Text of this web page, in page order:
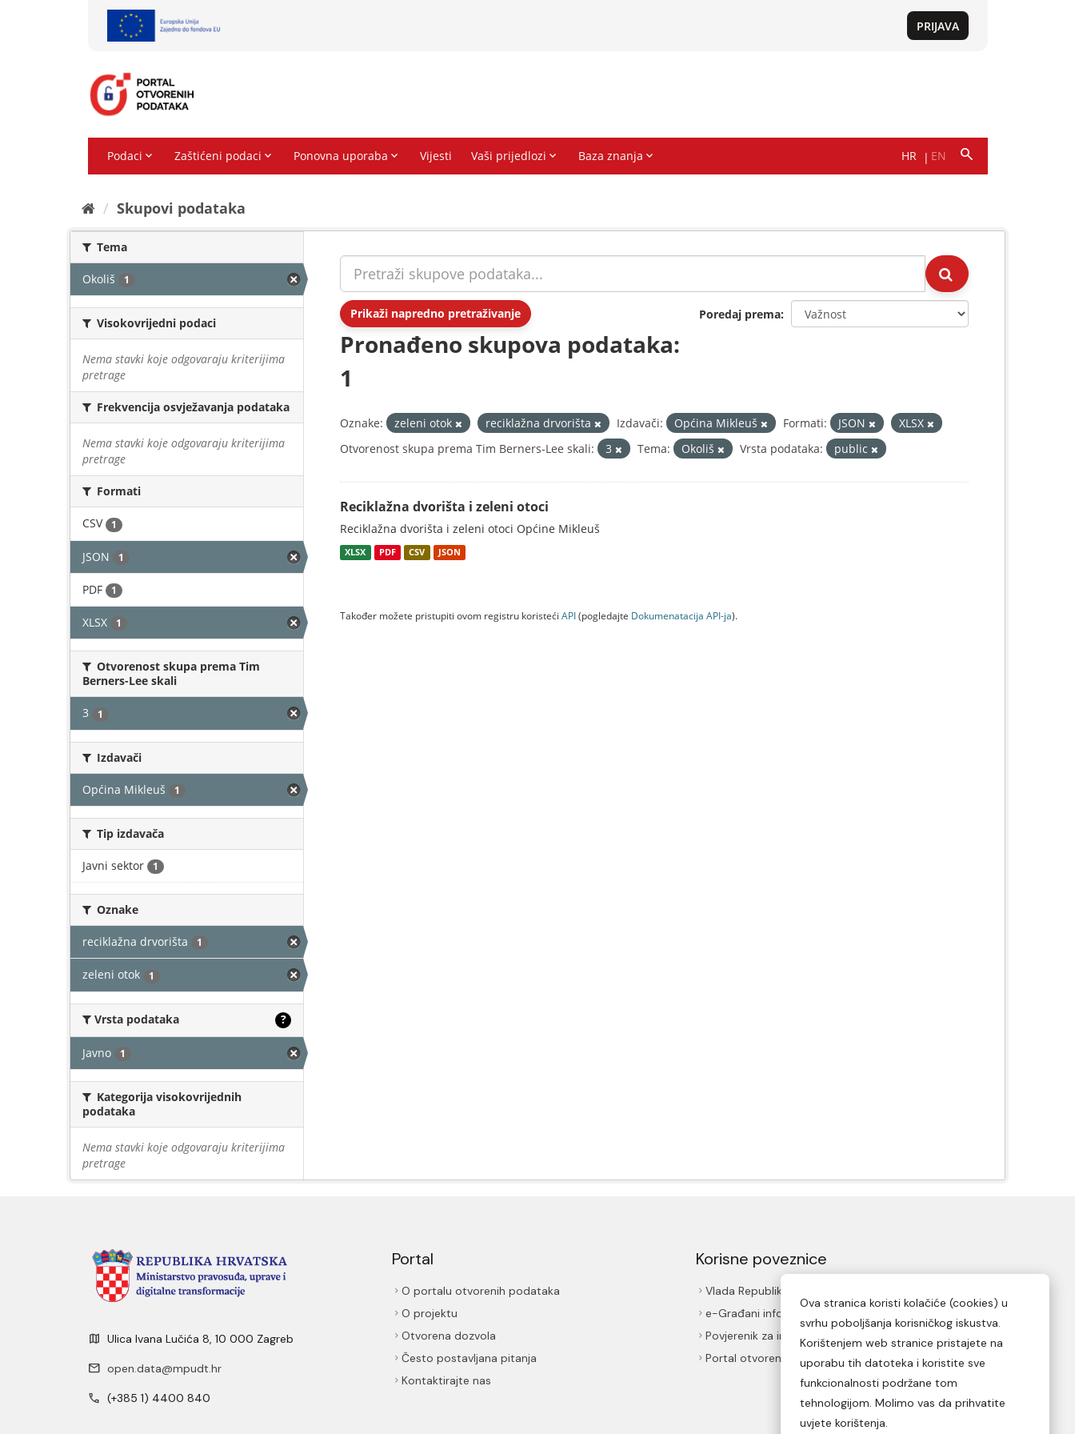
Skupovi podаtаkа
Tema
Okoliš 1
Visokovrijedni podaci
Nema stavki koje odgovaraju kriterijima
pretrage
Frekvencija osvježavanja podataka
Nema stavki koje odgovaraju kriterijima
pretrage
Formati
CSV 1
JSON 1
PDF 1
XLSX 1
Otvorenost skupa prema Tim
Berners-Lee skali
3 1
Izdavači
Općina Mikleuš 1
Tip izdavača
Javni sektor 1
Oznake
reciklažna drvorišta 1
zeleni otok 1
Vrsta podataka ?
Javno 1
Kategorija visokovrijednih
podataka
Nema stavki koje odgovaraju kriterijima
pretrage
Prikaži napredno pretraživanje Poredaj prema
Pronađeno skupova podataka:
1
Oznake: zeleni otok reciklažna drvorišta Izdavači: Općina Mikleuš Formati: JSON
XLSX
Otvorenost skupa prema Tim Berners-Lee skali:
3 Tema: Okoliš Vrsta podataka: public
Reciklažna dvorišta i zeleni otoci
Reciklažna dvorišta i zeleni otoci Općine Mikleuš
XLSX PDF CSV JSON
Također možete pristupiti ovom registru koristeći API(pogledajte Dokumenаtаcijа API-jа).